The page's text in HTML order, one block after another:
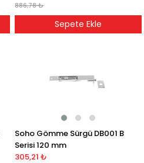
886,78 ₺
Sepete Ekle
Soho Gömme Sürgü DB001 B
Serisi 120 mm
305,21 ₺